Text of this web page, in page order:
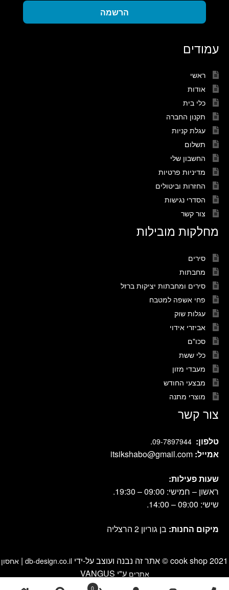
הרשמה
עמודים
ראשי
אודות
כלי בית
תקנון החברה
עגלת קניות
תשלום
החשבון שלי
מדיניות פרטיות
החזרות וביטולים
הסדרי נגישות
צור קשר
מחלקות מובילות
סירים
מחבתות
סירים ומחבתות יציקות ברזל
פחי אשפה למטבח
עגלות שוק
אביזרי אידוי
סכו"ם
כלי ששת
מעבדי מזון
מבצעי החודש
מוצרי מתנה
צור קשר
טלפון: 09-7897944
.
אמייל: itsikshabo@gmail.com
שעות פעילות:
ראשון – חמישי: 09:00 – 19:30.
שישי: 09:00 – 14:00.
מיקום החנות: בן גוריון 2 הרצליה
cook shop 2021 © אתר זה נבנה ועוצב על-ידי | אחסון
אתרים ע"י VANGUS
0